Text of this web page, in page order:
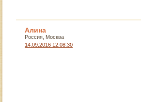
Алина
Россия, Москва
14.09.2016 12:08:30